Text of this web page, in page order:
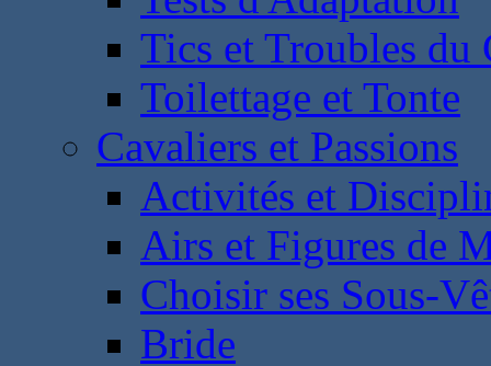
Tics et Troubles du
Toilettage et Tonte
Cavaliers et Passions
Activités et
Airs et Figures de
Choisir ses Sous-
Bride